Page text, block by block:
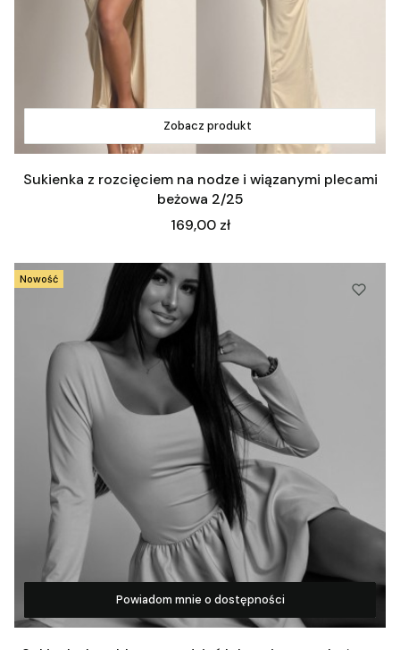
Zobacz produkt
Sukienka z rozcięciem na nodze i wiązanymi plecami
beżowa 2/25
Cena
169,00 zł
Nowość
Zobacz produkt
Powiadom mnie o dostępności